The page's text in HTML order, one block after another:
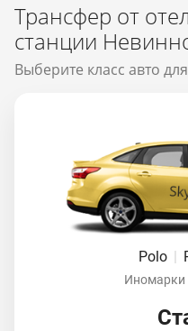
Трансфер от
станции
Выберите класс авто
Polo |
Иномарки